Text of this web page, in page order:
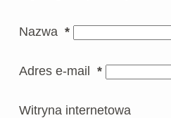
Nazwa *
Adres e-mail *
Witryna internetowa